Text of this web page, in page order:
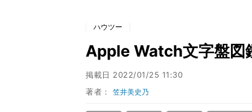
ハウツー
Apple Watch文字盤図
掲載日 2022/01/25 11:30
著者：笠井美史乃